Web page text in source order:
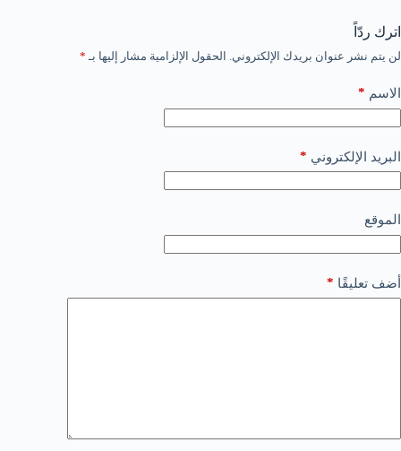
اترك ردّاً
لن يتم نشر عنوان بريدك الإلكتروني. الحقول الإلزامية مشار إليها بـ *
الاسم *
البريد الإلكتروني *
الموقع
أضف تعليقًا *